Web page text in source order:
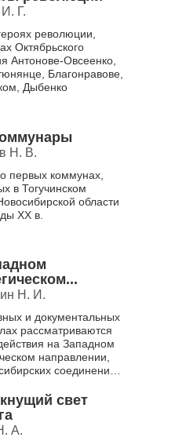
важнейшие на...
Г.
революции,
Октябрьского
Антонове-Овсеенко,
Благонравове,
Дыбенко
Н. В.
первых коммунах,
в Тогучинском
области
XX в.
Н. И.
и документальных
рассматриваются
на Западном
направлении,
соединений
войнысвет
А.